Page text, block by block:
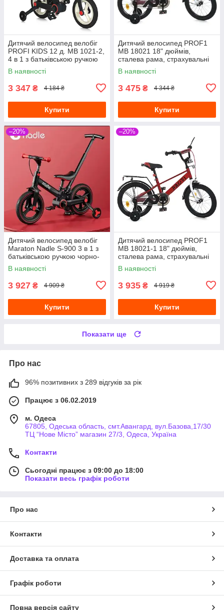
Дитячий велосипед велобіг
PROFI KIDS 12 д. MB 1021-2,
4 в 1 з батьківською ручкою
білий
В наявності
3 347 ₴ 4 184 ₴
Купити
Дитячий велосипед PROF1
MB 18021 18" дюймів,
сталева рама, страхувальні
колеса, багажник із
затискачем, червоний
В наявності
3 475 ₴ 4 344 ₴
Купити
–20%
Дитячий велосипед велобіг
Maraton Nadle S-900 3 в 1 з
батьківською ручкою чорно-
червоний
В наявності
3 927 ₴ 4 909 ₴
Купити
–20%
Дитячий велосипед PROF1
MB 18021-1 18" дюймів,
сталева рама, страхувальні
колеса, багажник із
затискачем, червоний
В наявності
3 935 ₴ 4 919 ₴
Купити
Показати ще
Про нас
96% позитивних з 289 відгуків за рік
Працює з 06.02.2019
м. Одеса
67805, Одеська область, смт.Авангард, вул.Базова,17/30
ТЦ “Нове Місто” магазин 27/3, Одеса, Україна
Контакти
Сьогодні працює з 09:00 до 18:00
Показати весь графік роботи
Про нас
Контакти
Доставка та оплата
Графік роботи
Повна версія сайту